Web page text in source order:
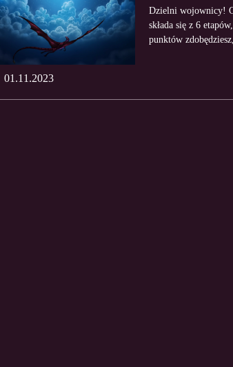
01.11.2023
Dzielni wojownicy!
składa się z 6
punktów